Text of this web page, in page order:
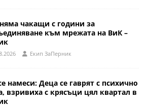
чакащи с години за
към мрежата на ВиК –
Eкип ЗаПерник
намеси: Деца се гаврят с психично
взривиха с крясъци цял квартал в